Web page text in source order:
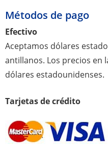
Métodos de pago
Efectivo
Aceptamos dólares
antillanos. Los precios en
dólares estadounidenses.
Tarjetas de crédito